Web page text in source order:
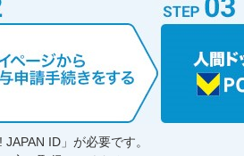
ID」が必要です。